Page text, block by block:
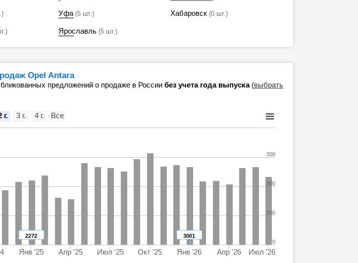
Уфа (5 шт.) Хабаровск (0 шт.)
Ярославль (5 шт.)
Opel Antara
предложений о продаже в России без учета года выпуска(выбрать
3001
2272
Янв '25 Апр '25 Июл '25 Окт '25 Янв '26 Апр '26 Июл '26
0
100
200
300
г. 3 г. 4 г. Все